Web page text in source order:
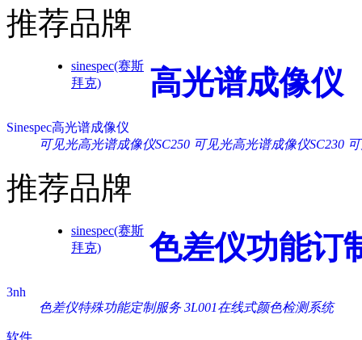
推荐品牌
sinespec(赛斯
拜克)
高光谱成像仪
Sinespec高光谱成像仪
可见光高光谱成像仪SC250 可见光高光谱成像仪SC230
推荐品牌
sinespec(赛斯
拜克)
色差仪功能订
3nh
色差仪特殊功能定制服务 3L001在线式颜色检测系统
软件